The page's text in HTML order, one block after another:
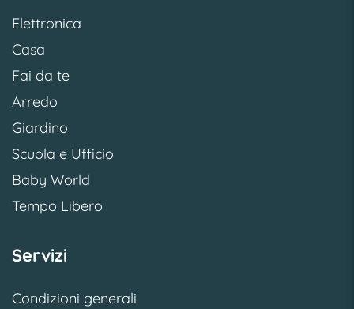
Elettronica
Casa
Fai da te
Arredo
Giardino
Scuola e Ufficio
Baby World
Tempo Libero
Servizi
Condizioni generali